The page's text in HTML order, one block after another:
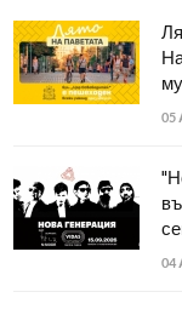
05
04